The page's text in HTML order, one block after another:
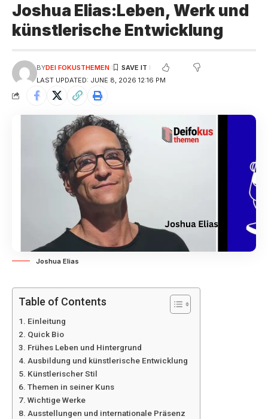
Joshua Elias:Leben, Werk und
künstlerische Entwicklung
LAST UPDATED: JUNE 8, 2026 12:16 PM
BYDEI FOKUSTHEMEN
Joshua Elias
Table of Contents
Einleitung
Quick Bio
Frühes Leben und Hintergrund
Ausbildung und künstlerische Entwicklung
Künstlerischer Stil
Themen in seiner Kuns
Wichtige Werke
Ausstellungen und internationale Präsenz